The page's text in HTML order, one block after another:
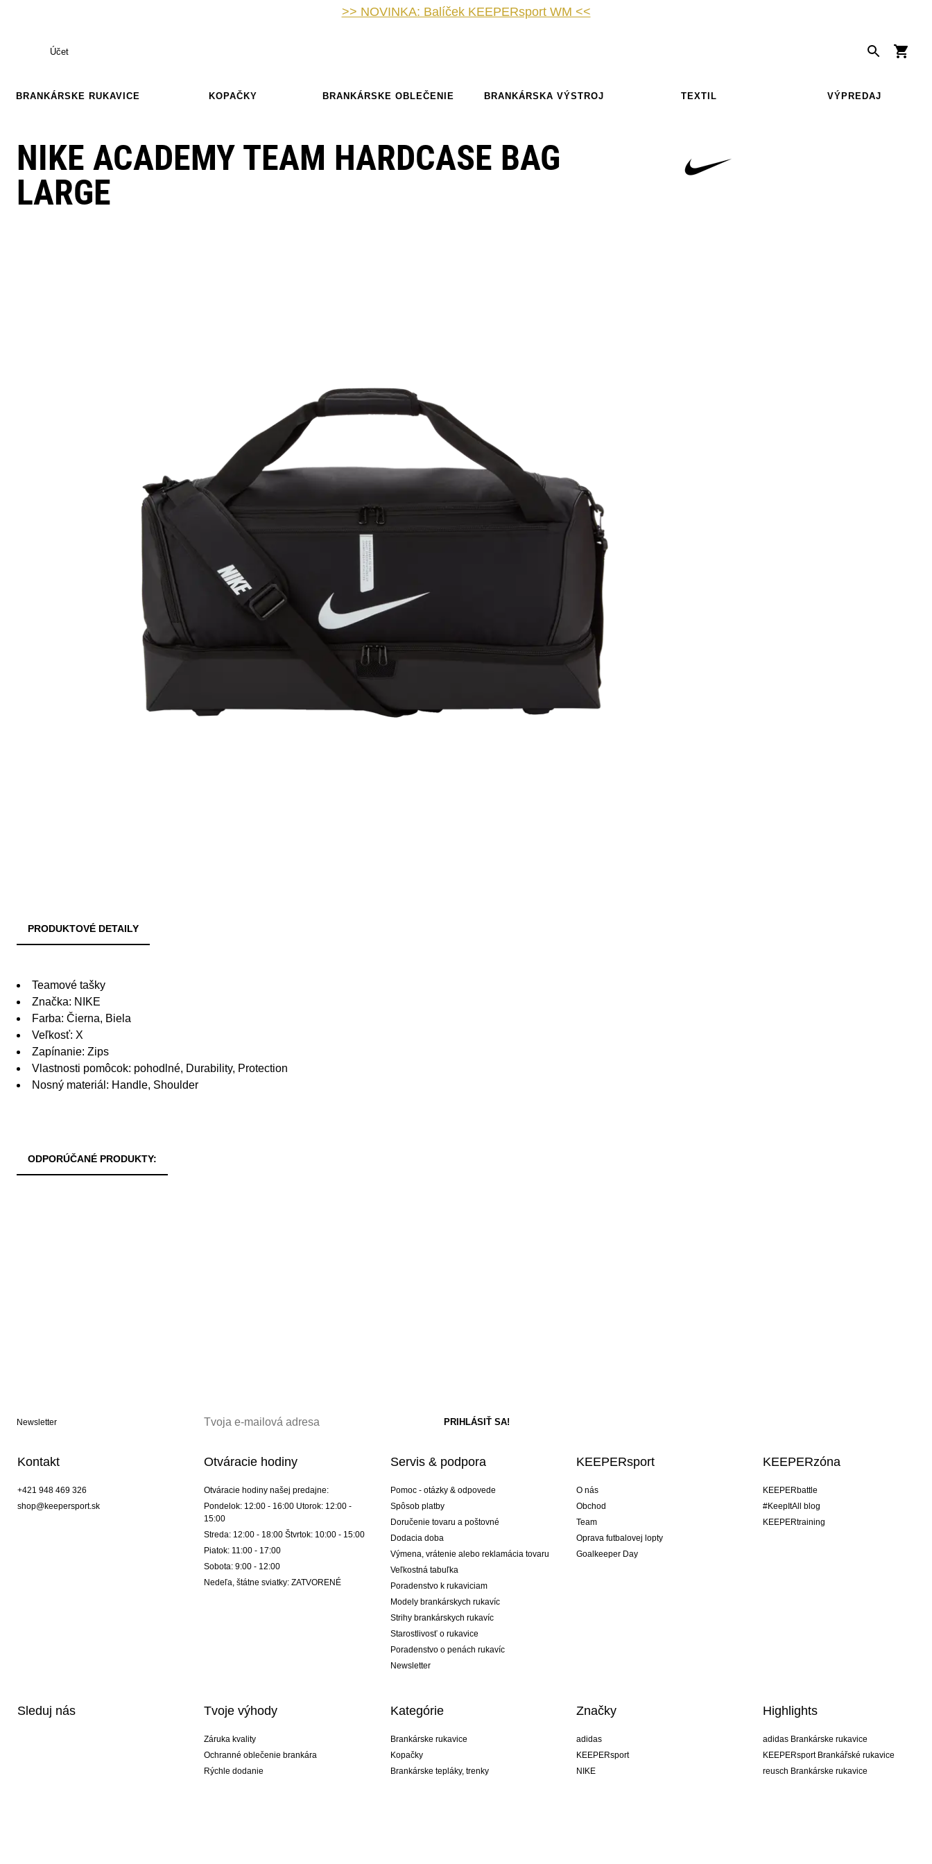
>> NOVINKA: Balíček KEEPERsport WM <<
Účet
BRANKÁRSKE RUKAVICE KOPAČKY BRANKÁRSKE OBLEČENIE BRANKÁRSKA VÝSTROJ TEXTIL VÝPREDAJ
NIKE ACADEMY TEAM HARDCASE BAG
LARGE
PRODUKTOVÉ DETAILY
Teamové tašky
Značka: NIKE
Farba: Čierna, Biela
Veľkosť: X
Zapínanie: Zips
Vlastnosti pomôcok: pohodlné, Durability, Protection
Nosný materiál: Handle, Shoulder
ODPORÚČANÉ PRODUKTY:
Newsletter
Kontakt
+421 948 469 326
shop@keepersport.sk
Otváracie hodiny
Otváracie hodiny našej predajne:
Pondelok: 12:00 - 16:00 Utorok: 12:00 -
15:00
Streda: 12:00 - 18:00 Štvrtok: 10:00 - 15:00
Piatok: 11:00 - 17:00
Sobota: 9:00 - 12:00
Nedeľa, štátne sviatky: ZATVORENÉ
Servis & podpora
Pomoc - otázky & odpovede
Spôsob platby
Doručenie tovaru a poštovné
Dodacia doba
Výmena, vrátenie alebo reklamácia tovaru
Veľkostná tabuľka
Poradenstvo k rukaviciam
Modely brankárskych rukavíc
Strihy brankárskych rukavíc
Starostlivosť o rukavice
Poradenstvo o penách rukavíc
Newsletter
KEEPERsport
O nás
Obchod
Team
Oprava futbalovej lopty
Goalkeeper Day
KEEPERzóna
KEEPERbattle
#KeepItAll blog
KEEPERtraining
Sleduj nás Tvoje výhody
Záruka kvality
Ochranné oblečenie brankára
Rýchle dodanie
Kategórie
Brankárske rukavice
Kopačky
Brankárske tepláky, trenky
Značky
adidas
KEEPERsport
NIKE
Highlights
adidas Brankárske rukavice
KEEPERsport Brankářské rukavice
reusch Brankárske rukavice